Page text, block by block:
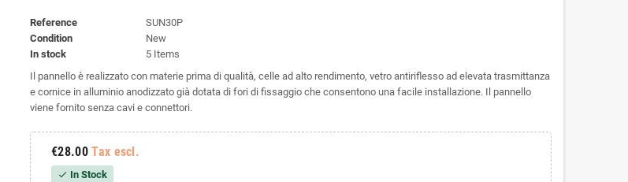
Reference
SUN30P
Condition
New
In stock
5 Items
Il pannello è realizzato con materie prima di qualità, celle ad alto rendimento, vetro antiriflesso ad elevata trasmittanza
e cornice in alluminio anodizzato già dotata di fori di fissaggio che consentono una facile installazione. Il pannello
viene fornito senza cavi e connettori.
€28.00 Tax escl.
check In Stock